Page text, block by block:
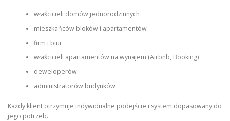
właścicieli domów jednorodzinnych
mieszkańców bloków i apartamentów
firm i biur
właścicieli apartamentów na wynajem (Airbnb, Booking)
deweloperów
administratorów budynków
Każdy klient otrzymuje indywidualne podejście i system dopasowany do
jego potrzeb.